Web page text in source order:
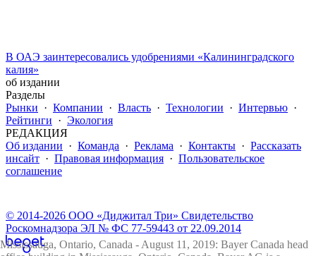
Mississauga, Ontario, Canada - August 11, 2019: Bayer Canada head
В ОАЭ заинтересовались удобрениями «Калининградского
калия»
об издании
Разделы
Рынки · Компании · Власть · Технологии · Интервью ·
Рейтинги · Экология
РЕДАКЦИЯ
Об издании · Команда · Реклама · Контакты · Рассказать
инсайт · Правовая информация · Пользовательское
соглашение
© 2014-2026 ООО «Диджитал Три» Свидетельство
Роскомнадзора ЭЛ № ФС 77-59443 от 22.09.2014